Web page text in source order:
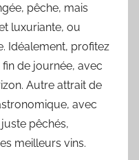
pêche, mais
luxuriante, ou
Idéalement, profitez
de journée, avec
Autre attrait de
avec
pêchés,
meilleurs vins.